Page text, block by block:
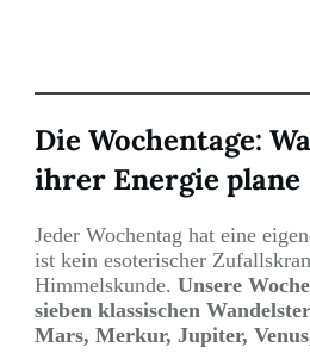
Die Wochentage:
ihrer Energie plane
Jeder Wochentag hat eine
ist kein esoterischer
Himmelskunde. Unsere
sieben klassischen
Mars, Merkur, Jupiter,